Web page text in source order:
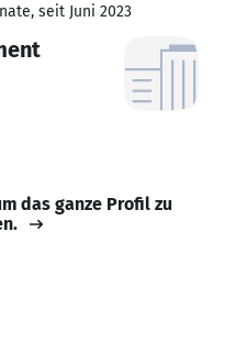
seit Juni 2023
das ganze Profil zu